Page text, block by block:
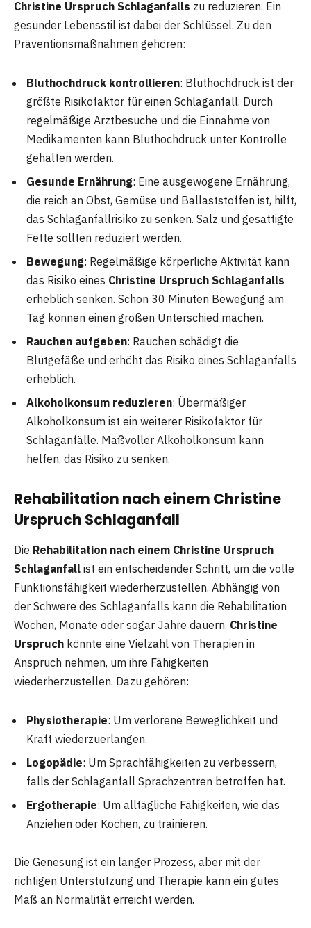
Christine Urspruch Schlaganfalls zu reduzieren. Ein
gesunder Lebensstil ist dabei der Schlüssel. Zu den
Präventionsmaßnahmen gehören:
Bluthochdruck kontrollieren: Bluthochdruck ist der
größte Risikofaktor für einen Schlaganfall. Durch
regelmäßige Arztbesuche und die Einnahme von
Medikamenten kann Bluthochdruck unter Kontrolle
gehalten werden.
Gesunde Ernährung: Eine ausgewogene Ernährung,
die reich an Obst, Gemüse und Ballaststoffen ist, hilft,
das Schlaganfallrisiko zu senken. Salz und gesättigte
Fette sollten reduziert werden.
Bewegung: Regelmäßige körperliche Aktivität kann
das Risiko eines Christine Urspruch Schlaganfalls
erheblich senken. Schon 30 Minuten Bewegung am
Tag können einen großen Unterschied machen.
Rauchen aufgeben: Rauchen schädigt die
Blutgefäße und erhöht das Risiko eines Schlaganfalls
erheblich.
Alkoholkonsum reduzieren: Übermäßiger
Alkoholkonsum ist ein weiterer Risikofaktor für
Schlaganfälle. Maßvoller Alkoholkonsum kann
helfen, das Risiko zu senken.
Rehabilitation nach einem Christine
Urspruch Schlaganfall
Die Rehabilitation nach einem Christine Urspruch
Schlaganfall ist ein entscheidender Schritt, um die volle
Funktionsfähigkeit wiederherzustellen. Abhängig von
der Schwere des Schlaganfalls kann die Rehabilitation
Wochen, Monate oder sogar Jahre dauern. Christine
Urspruch könnte eine Vielzahl von Therapien in
Anspruch nehmen, um ihre Fähigkeiten
wiederherzustellen. Dazu gehören:
Physiotherapie: Um verlorene Beweglichkeit und
Kraft wiederzuerlangen.
Logopädie: Um Sprachfähigkeiten zu verbessern,
falls der Schlaganfall Sprachzentren betroffen hat.
Ergotherapie: Um alltägliche Fähigkeiten, wie das
Anziehen oder Kochen, zu trainieren.
Die Genesung ist ein langer Prozess, aber mit der
richtigen Unterstützung und Therapie kann ein gutes
Maß an Normalität erreicht werden.